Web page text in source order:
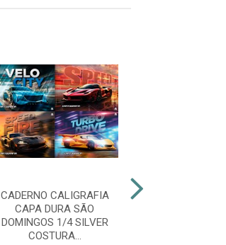
CADERNO CALIGRAFIA
CAPA DURA SÃO
DOMINGOS 1/4 SILVER
COSTURA...